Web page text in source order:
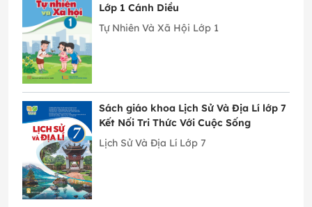
Lớp 1 Cánh Diều
Tự Nhiên Và Xã Hội Lớp 1
Sách giáo khoa Lịch Sử Và Địa Lí lớp 7
Kết Nối Tri Thức Với Cuộc Sống
Lịch Sử Và Địa Lí Lớp 7